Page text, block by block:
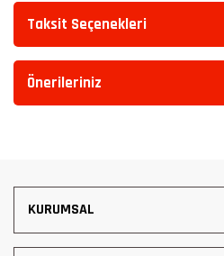
Taksit Seçenekleri
Önerileriniz
KURUMSAL